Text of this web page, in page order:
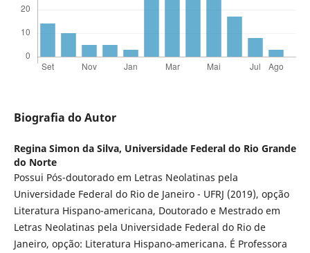
Biografia do Autor
Regina Simon da Silva, Universidade Federal do Rio Grande
do Norte
Possui Pós-doutorado em Letras Neolatinas pela
Universidade Federal do Rio de Janeiro - UFRJ (2019), opção
Literatura Hispano-americana, Doutorado e Mestrado em
Letras Neolatinas pela Universidade Federal do Rio de
Janeiro, opção: Literatura Hispano-americana. É Professora